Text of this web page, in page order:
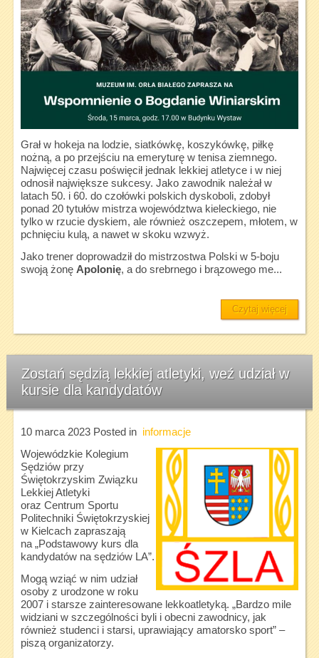
Grał w hokeja na lodzie, siatkówkę, koszykówkę, piłkę
nożną, a po przejściu na emeryturę w tenisa ziemnego.
Najwięcej czasu poświęcił jednak lekkiej atletyce i w niej
odnosił największe sukcesy. Jako zawodnik należał w
latach 50. i 60. do czołówki polskich dyskoboli, zdobył
ponad 20 tytułów mistrza województwa kieleckiego, nie
tylko w rzucie dyskiem, ale również oszczepem, młotem, w
pchnięciu kulą, a nawet w skoku wzwyż.
Jako trener doprowadził do mistrzostwa Polski w 5-boju
swoją żonę Apolonię, a do srebrnego i brązowego me...
Czytaj więcej
Zostań sędzią lekkiej atletyki, weź udział w
kursie dla kandydatów
10 marca 2023Posted in informacje
Wojewódzkie Kolegium
Sędziów przy
Świętokrzyskim Związku
Lekkiej Atletyki
oraz Centrum Sportu
Politechniki Świętokrzyskiej
w Kielcach zapraszają
na „Podstawowy kurs dla
kandydatów na sędziów LA”.
Mogą wziąć w nim udział
osoby z urodzone w roku
2007 i starsze zainteresowane lekkoatletyką. „Bardzo mile
widziani w szczególności byli i obecni zawodnicy, jak
również studenci i starsi, uprawiający amatorsko sport” –
piszą organizatorzy.